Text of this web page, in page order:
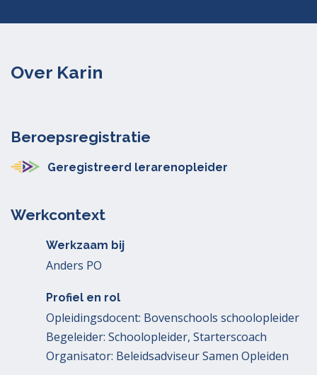
Over Karin
Beroepsregistratie
Geregistreerd lerarenopleider
Werkcontext
Werkzaam bij
Anders PO
Profiel en rol
Opleidingsdocent: Bovenschools schoolopleider
Begeleider: Schoolopleider, Starterscoach
Organisator: Beleidsadviseur Samen Opleiden